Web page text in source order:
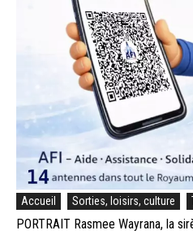
Accueil Sorties, loisirs, culture
PORTRAIT Rasmee Wayrana, la